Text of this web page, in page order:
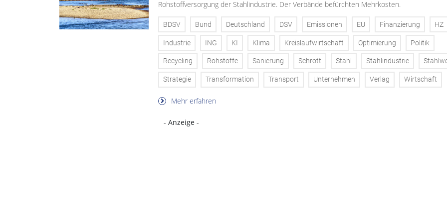
Rohstoffversorgung der Stahlindustrie. Der Verbände befürchten Mehrkosten.
BDSV Bund Deutschland DSV Emissionen EU Finanzierung HZ
Industrie ING KI Klima Kreislaufwirtschaft Optimierung Politik
Recycling Rohstoffe Sanierung Schrott Stahl Stahlindustrie
Strategie Transformation Transport Unternehmen Verlag Wirtschaft
Mehr erfahren
- Anzeige -